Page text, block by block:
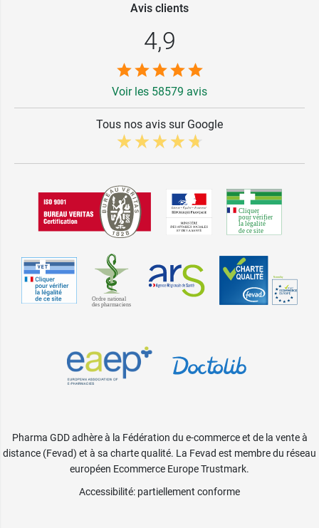
Avis clients
4,9
Voir les 58579 avis
Tous nos avis sur Google
Pharma GDD adhère à la Fédération du e-commerce et de la vente à
distance (Fevad) et à sa charte qualité. La Fevad est membre du réseau
européen Ecommerce Europe Trustmark.
Accessibilité: partiellement conforme